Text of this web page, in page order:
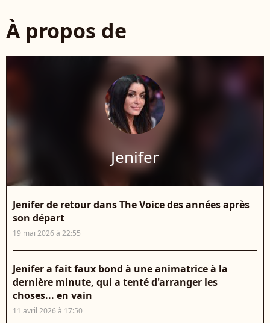
À propos de
Jenifer
Jenifer de retour dans The Voice des années après
son départ
19 mai 2026 à 22:55
Jenifer a fait faux bond à une animatrice à la
dernière minute, qui a tenté d'arranger les
choses... en vain
11 avril 2026 à 17:50